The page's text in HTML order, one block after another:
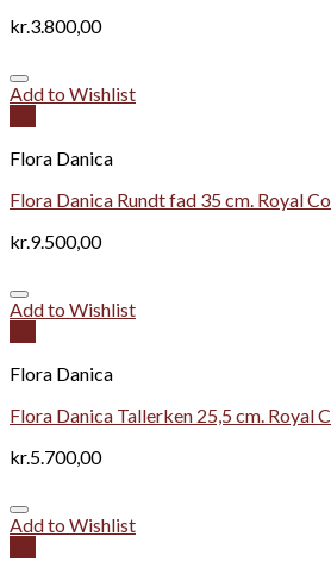
kr.3.800,00
Add to Wishlist
Flora Danica
Flora Danica Rundt fad 35 cm. Royal
kr.9.500,00
Add to Wishlist
Flora Danica
Flora Danica Tallerken 25,5 cm. Royal
kr.5.700,00
Add to Wishlist